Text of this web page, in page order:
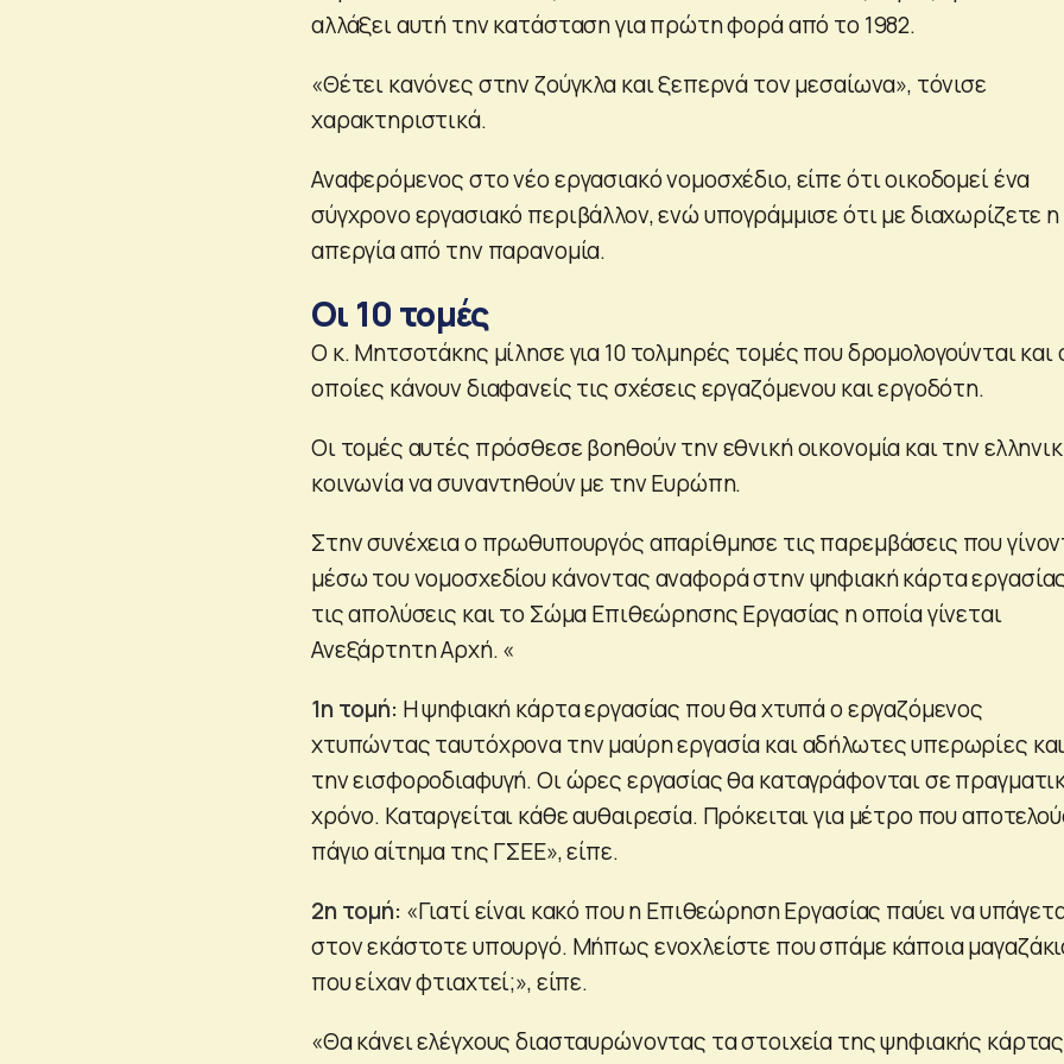
αλλάξει αυτή την κατάσταση για πρώτη φορά από το 1982.
«Θέτει κανόνες στην ζούγκλα και ξεπερνά τον μεσαίωνα», τόνισε
χαρακτηριστικά.
Αναφερόμενος στο νέο εργασιακό νομοσχέδιο, είπε ότι οικοδομεί ένα
σύγχρονο εργασιακό περιβάλλον, ενώ υπογράμμισε ότι με διαχωρίζετε η
απεργία από την παρανομία.
Οι 10 τομές
Ο κ. Μητσοτάκης μίλησε για 10 τολμηρές τομές που δρομολογούνται και
οποίες κάνουν διαφανείς τις σχέσεις εργαζόμενου και εργοδότη.
Οι τομές αυτές πρόσθεσε βοηθούν την εθνική οικονομία και την
κοινωνία να συναντηθούν με την Ευρώπη.
Στην συνέχεια ο πρωθυπουργός απαρίθμησε τις παρεμβάσεις που
μέσω του νομοσχεδίου κάνοντας αναφορά στην ψηφιακή κάρτα
τις απολύσεις και το Σώμα Επιθεώρησης Εργασίας η οποία γίνεται
Ανεξάρτητη Αρχή. «
1η τομή: Η ψηφιακή κάρτα εργασίας που θα χτυπά ο εργαζόμενος
χτυπώντας ταυτόχρονα την μαύρη εργασία και αδήλωτες υπερωρίες και
την εισφοροδιαφυγή. Οι ώρες εργασίας θα καταγράφονται σε
χρόνο. Καταργείται κάθε αυθαιρεσία. Πρόκειται για μέτρο που
πάγιο αίτημα της ΓΣΕΕ», είπε.
2η τομή: «Γιατί είναι κακό που η Επιθεώρηση Εργασίας παύει να
στον εκάστοτε υπουργό. Μήπως ενοχλείστε που σπάμε κάποια
που είχαν φτιαχτεί;», είπε.
«Θα κάνει ελέγχους διασταυρώνοντας τα στοιχεία της ψηφιακής